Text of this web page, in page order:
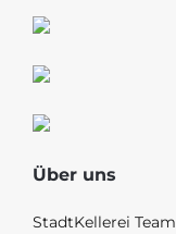
Über uns
StadtKellerei Team